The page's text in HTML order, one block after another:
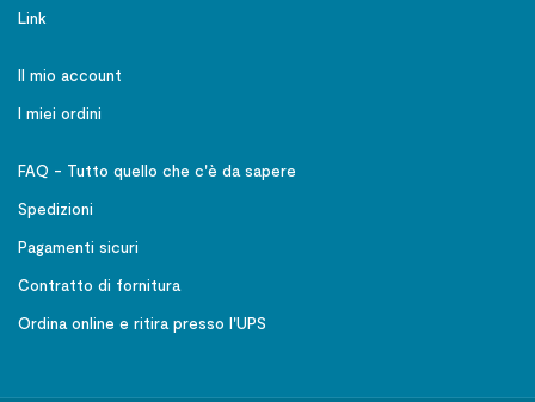
Link
Il mio account
I miei ordini
FAQ - Tutto quello che c'è da sapere
Spedizioni
Pagamenti sicuri
Contratto di fornitura
Ordina online e ritira presso l'UPS